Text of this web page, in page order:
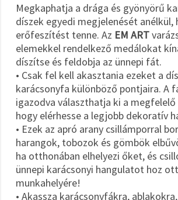
Megkaphatja a drága és gyönyörű
díszek egyedi megjelenését anélkül,
erőfeszítést tenne. Az EM ART
elemekkel rendelkező medálokat
díszítse és feldobja az ünnepi fát.
• Csak fel kell akasztania ezeket a
karácsonyfa különböző pontjaira. A
igazodva választhatja ki a
hogy elérhesse a legjobb dekoratív
• Ezek az apró arany csillámporral
harangok, tobozok és gömbök
ha otthonában elhelyezi őket, és
ünnepi karácsonyi hangulatot hoz
munkahelyére!
• Akassza karácsonyfákra,